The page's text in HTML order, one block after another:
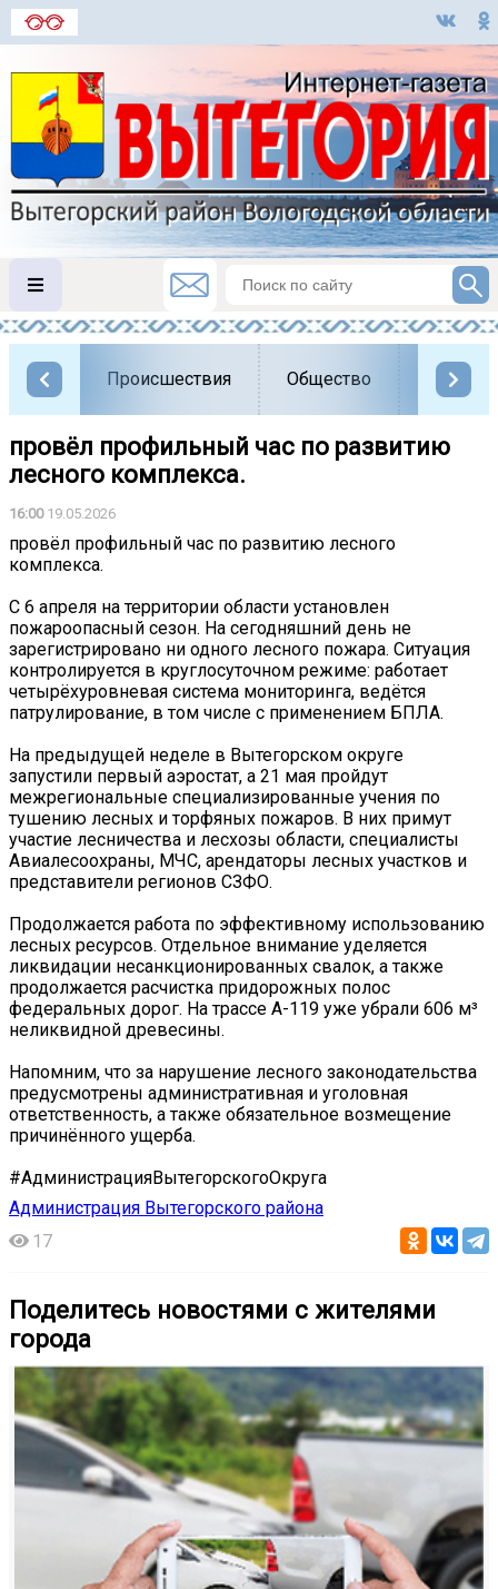
Происшествия Общество Власть
провёл профильный час по развитию
лесного комплекса.
16:0019.05.2026
провёл профильный час по развитию лесного
комплекса.
С 6 апреля на территории области установлен
пожароопасный сезон. На сегодняшний день не
зарегистрировано ни одного лесного пожара. Ситуация
контролируется в круглосуточном режиме: работает
четырёхуровневая система мониторинга, ведётся
патрулирование, в том числе с применением БПЛА.
На предыдущей неделе в Вытегорском округе
запустили первый аэростат, а 21 мая пройдут
межрегиональные специализированные учения по
тушению лесных и торфяных пожаров. В них примут
участие лесничества и лесхозы области, специалисты
Авиалесоохраны, МЧС, арендаторы лесных участков и
представители регионов СЗФО.
Продолжается работа по эффективному использованию
лесных ресурсов. Отдельное внимание уделяется
ликвидации несанкционированных свалок, а также
продолжается расчистка придорожных полос
федеральных дорог. На трассе А-119 уже убрали 606 м³
неликвидной древесины.
Напомним, что за нарушение лесного законодательства
предусмотрены административная и уголовная
ответственность, а также обязательное возмещение
причинённого ущерба.
#АдминистрацияВытегорскогоОкруга
Администрация Вытегорского района
17
Поделитесь новостями с жителями
города